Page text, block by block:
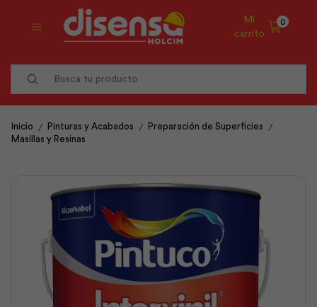
Mi
carrito
0
Inicio / Pinturas y Acabados / Preparación de Superficies /
Masillas y Resinas